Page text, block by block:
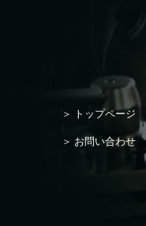
トップページ
お問い合わせ